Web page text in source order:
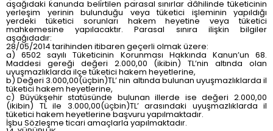
aşağıdaki kanunda belirtilen parasal sınırlar dâhilinde tüketicinin
yerleşim yerinin bulunduğu veya tüketici işleminin yapıldığı
yerdeki tüketici sorunları hakem heyetine veya tüketici
mahkemesine yapılacaktır. Parasal sınıra ilişkin bilgiler
aşağıdadır:
28/05/2014 tarihinden itibaren geçerli olmak üzere:
a) 6502 sayılı Tüketicinin Korunması Hakkında Kanun’un 68.
Maddesi gereği değeri 2.000,00 (ikibin) TL’nin altında olan
uyuşmazlıklarda ilçe tüketici hakem heyetlerine,
b) Değeri 3.000,00(üçbin)TL’ nin altında bulunan uyuşmazlıklarda il
tüketici hakem heyetlerine,
c) Büyükşehir statüsünde bulunan illerde ise değeri 2.000,00
(ikibin) TL ile 3.000,00(üçbin)TL’ arasındaki uyuşmazlıklarda il
tüketici hakem heyetlerine başvuru yapılmaktadır.
İşbu Sözleşme ticari amaçlarla yapılmaktadır.